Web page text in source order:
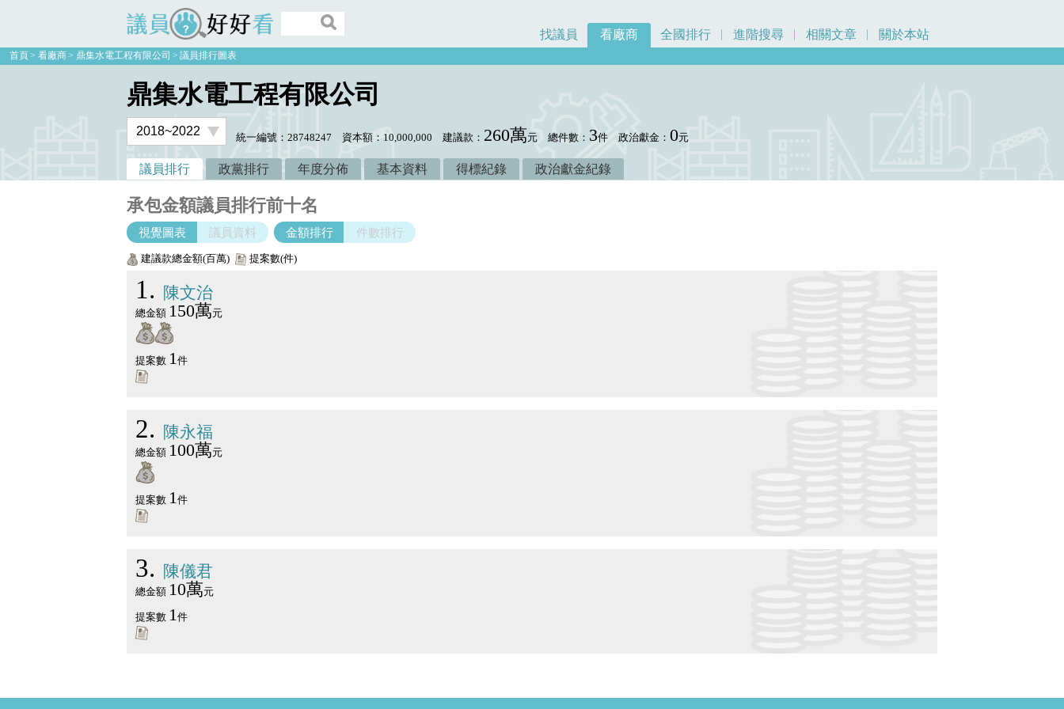
議員好好看
找議員 看廠商 全國排行 進階搜尋 相關文章 關於本站
首頁 看廠商 鼎集水電工程有限公司 議員排行圖表
鼎集水電工程有限公司
統一編號：28748247 資本額：10,000,000 建議款： 260萬元 總件數： 3件 政治獻金：0元
議員排行 政黨排行 年度分佈 基本資料 得標紀錄 政治獻金紀錄
承包金額議員排行前十名
視覺圖表 議員資料 金額排行 件數排行
建議款總金額(百萬) 提案數(件)
1 陳文治
總金額 150萬元
提案數 1件
2 陳永福
總金額 100萬元
提案數 1件
3 陳儀君
總金額 10萬元
提案數 1件